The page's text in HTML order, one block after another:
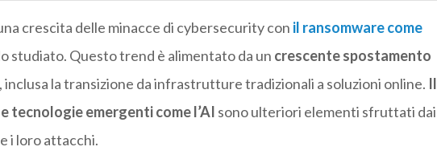
crescita delle minacce di cybersecurity con il ransomware come
studiato. Questo trend è alimentato da un crescente spostamento
inclusa la transizione da infrastrutture tradizionali a soluzioni online. Il
tecnologie emergenti come l’AI sono ulteriori elementi sfruttati dai
i loro attacchi.